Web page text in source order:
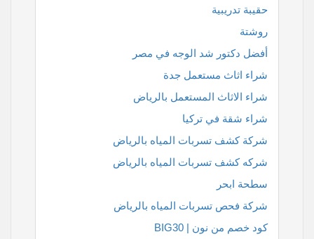
حقيبة تدريبية
روشتة
أفضل دكتور شد الوجه في مصر
شراء اثاث مستعمل جدة
شراء الاثاث المستعمل بالرياض
شراء شقة في تركيا
شركة كشف تسربات المياه بالرياض
شركه كشف تسربات المياه بالرياض
سطحة ابحر
شركة فحص تسربات المياه بالرياض
كود خصم من نون | BIG30